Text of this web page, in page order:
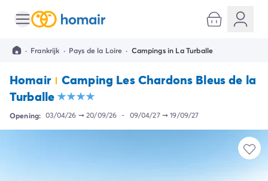
Alle bestemmingen
Camping Dalmatië
Camping Istrië
Camping Porec
Camping Rovinj
· Frankrijk · Pays de la Loire · Campings in La Turballe
Homair
Camping Les Chardons Bleus de la
Turballe
Opening: 03/04/26 ➞20/09/26 - 09/04/27➞19/09/27